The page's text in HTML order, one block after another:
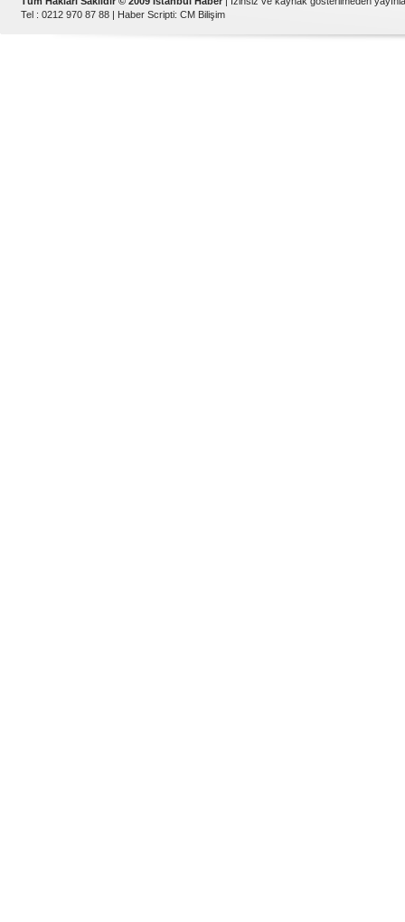
Tel : 0212 970 87 88 | Haber Scripti: CM Bilişim